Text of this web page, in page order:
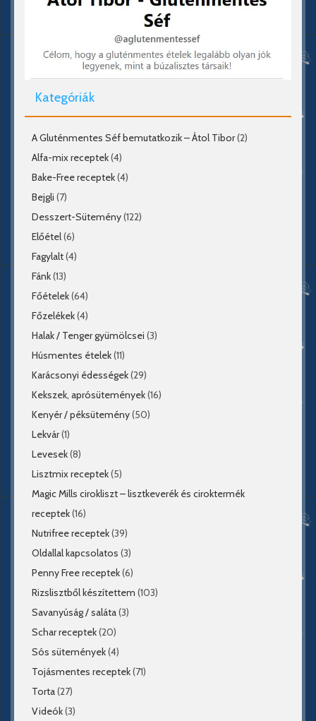
Kategóriák
A Gluténmentes Séf bemutatkozik – Átol Tibor(2)
Alfa-mix receptek(4)
Bake-Free receptek(4)
Bejgli (7)
Desszert-Sütemény(122)
Előétel(6)
Fagylalt(4)
Fánk(13)
Főételek(64)
Főzelékek(4)
Halak / Tenger gyümölcsei (3)
Húsmentes ételek(11)
Karácsonyi édességek(29)
Kekszek, aprósütemények(16)
Kenyér / péksütemény(50)
Lekvár(1)
Levesek(8)
Lisztmix receptek(5)
Magic Mills cirokliszt – lisztkeverék és ciroktermék
receptek(16)
Nutrifree receptek(39)
Oldallal kapcsolatos (3)
Penny Free receptek(6)
Rizslisztből készítettem (103)
Savanyúság / saláta(3)
Schar receptek(20)
Sós sütemények(4)
Tojásmentes receptek(71)
Torta(27)
Videók(3)